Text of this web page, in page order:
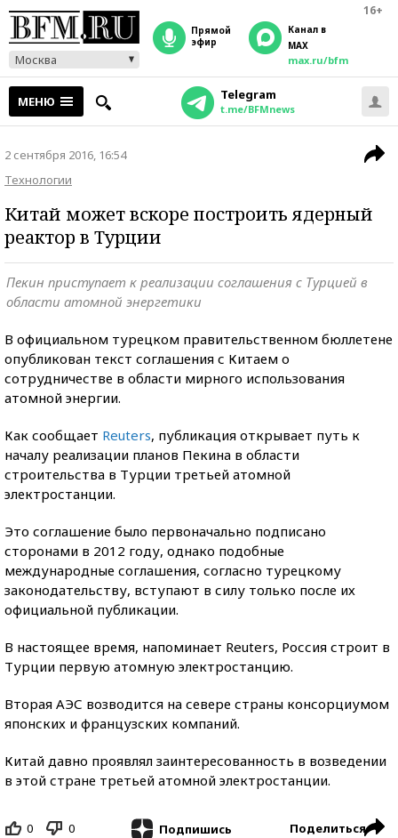
16+
Москва
прямой
эфир
Канал в
MAX
max.ru/bfm
МЕНЮ Telegram
t.me/BFMnews
2 сентября 2016, 16:54
Технологии
Китай может вскоре построить ядерный
реактор в Турции
Пекин приступает к реализации соглашения с Турцией в
области атомной энергетики
В официальном турецком правительственном бюллетене
опубликован текст соглашения с Китаем о
сотрудничестве в области мирного использования
атомной энергии.
Как сообщает Reuters, публикация открывает путь к
началу реализации планов Пекина в области
строительства в Турции третьей атомной
электростанции.
Это соглашение было первоначально подписано
сторонами в 2012 году, однако подобные
международные соглашения, согласно турецкому
законодательству, вступают в силу только после их
официальной публикации.
В настоящее время, напоминает Reuters, Россия строит в
Турции первую атомную электростанцию.
Вторая АЭС возводится на севере страны консорциумом
японских и французских компаний.
Китай давно проявлял заинтересованность в возведении
в этой стране третьей атомной электростанции.
0 0 Подпишись Поделиться